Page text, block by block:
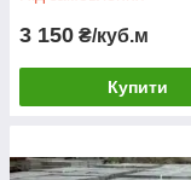
3 150 ₴/куб.м
Купити